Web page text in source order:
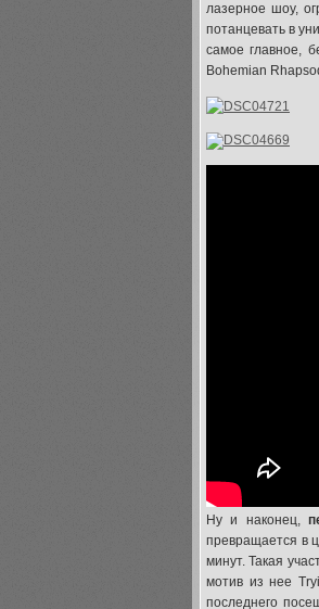
лазерное шоу,
потанцевать в
самое главное,
Bohemian
Ну и наконец,
превращается в
минут. Такая
мотив из нее
последнего